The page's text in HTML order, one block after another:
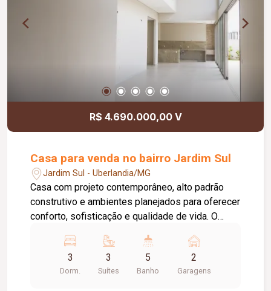
R$ 4.690.000,00 V
Casa para venda no bairro Jardim Sul
Jardim Sul - Uberlandia/MG
Casa com projeto contemporâneo, alto padrão
construtivo e ambientes planejados para oferecer
conforto, sofisticação e qualidade de vida. O
suítes + 1 Suite reversivel no terreo, tem fosso
de elevador Diferenciais do imóvel: Projeto
assinado por escritório de arquitetura; Sistema
3
Dorm.
3
Suítes
5
Banho
2
Garagens